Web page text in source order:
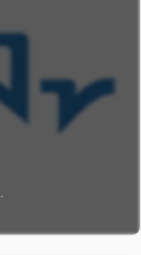
Angsträume
lebendig zu
Zustand der
– in ihren
und Philosoph
Menschen so sehr